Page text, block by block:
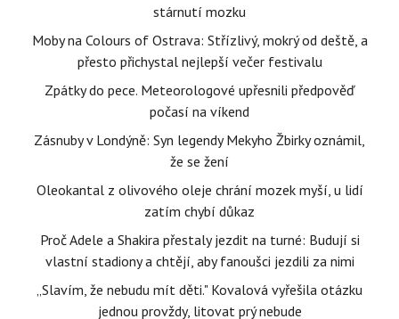
stárnutí mozku
Moby na Colours of Ostrava: Střízlivý, mokrý od deště, a
přesto přichystal nejlepší večer festivalu
Zpátky do pece. Meteorologové upřesnili předpověď
počasí na víkend
Zásnuby v Londýně: Syn legendy Mekyho Žbirky oznámil,
že se žení
Oleokantal z olivového oleje chrání mozek myší, u lidí
zatím chybí důkaz
Proč Adele a Shakira přestaly jezdit na turné: Budují si
vlastní stadiony a chtějí, aby fanoušci jezdili za nimi
„Slavím, že nebudu mít děti." Kovalová vyřešila otázku
jednou provždy, litovat prý nebude